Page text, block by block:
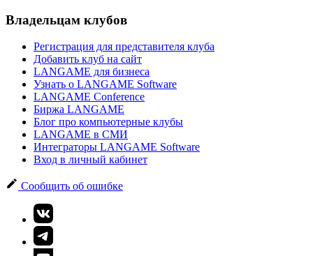
Владельцам клубов
Регистрация для представителя клуба
Добавить клуб на сайт
LANGAME для бизнеса
Узнать о LANGAME Software
LANGAME Conference
Биржа LANGAME
Блог про компьютерные клубы
LANGAME в СМИ
Интеграторы LANGAME Software
Вход в личный кабинет
Сообщить об ошибке